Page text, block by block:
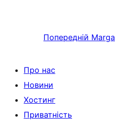
Попередній Marga
Про нас
Новини
Хостинг
Приватність